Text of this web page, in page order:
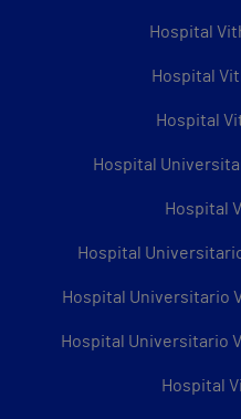
Hospital
Hospital
Hospital
Hospital
Hospital
Hospital
Hospital Universitario
Hospital Universitario
Hospital